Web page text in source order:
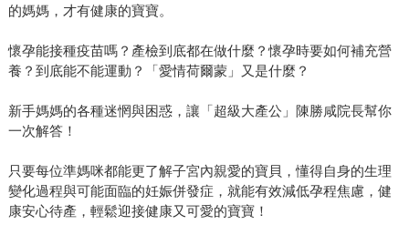
的媽媽，才有健康的寶寶。
懷孕能接種疫苗嗎？產檢到底都在做什麼？懷孕時要如何補充營
養？到底能不能運動？「愛情荷爾蒙」又是什麼？
新手媽媽的各種迷惘與困惑，讓「超級大產公」陳勝咸院長幫你
一次解答！
只要每位準媽咪都能更了解子宮內親愛的寶貝，懂得自身的生理
變化過程與可能面臨的妊娠併發症，就能有效減低孕程焦慮，健
康安心待產，輕鬆迎接健康又可愛的寶寶！